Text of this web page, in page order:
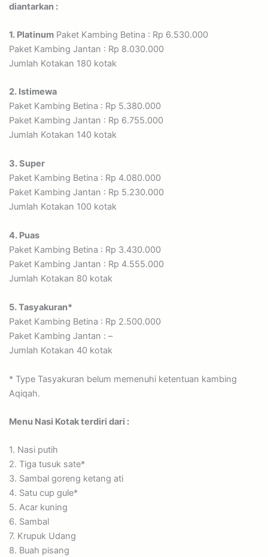
diantarkan :
1. PlatinumPaket Kambing Betina : Rp 6.530.000
Paket Kambing Jantan : Rp 8.030.000
Jumlah Kotakan 180 kotak
2. Istimewa
Paket Kambing Betina : Rp 5.380.000
Paket Kambing Jantan : Rp 6.755.000
Jumlah Kotakan 140 kotak
3. Super
Paket Kambing Betina : Rp 4.080.000
Paket Kambing Jantan : Rp 5.230.000
Jumlah Kotakan 100 kotak
4. Puas
Paket Kambing Betina : Rp 3.430.000
Paket Kambing Jantan : Rp 4.555.000
Jumlah Kotakan 80 kotak
5. Tasyakuran*
Paket Kambing Betina : Rp 2.500.000
Paket Kambing Jantan : –
Jumlah Kotakan 40 kotak
* Type Tasyakuran belum memenuhi ketentuan kambing
Aqiqah.
Menu Nasi Kotak terdiri dari :
1. Nasi putih
2. Tiga tusuk sate*
3. Sambal goreng ketang ati
4. Satu cup gule*
5. Acar kuning
6. Sambal
7. Krupuk Udang
8. Buah pisang